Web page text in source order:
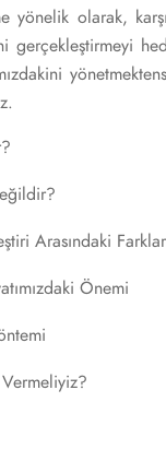
olarak,
Arasındaki Farklar
Önemi